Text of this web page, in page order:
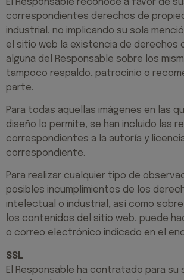
correspondientes derechos de
industrial, no implicando su sola
el sitio web la existencia de derechos
alguna del Responsable sobre los
tampoco respaldo, patrocinio o
parte.
Para todas aquellas imágenes en las
diseño lo permite, se han incluido las
correspondientes a la autoría y
correspondiente.
Para realizar cualquier tipo de
posibles incumplimientos de los
intelectual o industrial, así como
los contenidos del sitio web, puede
o correo electrónico indicado en el
SSL
El Responsable ha contratado para su